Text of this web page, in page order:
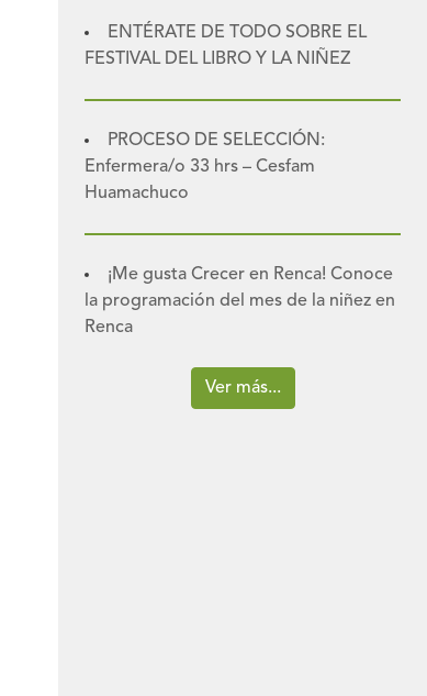
ENTÉRATE DE TODO SOBRE EL
FESTIVAL DEL LIBRO Y LA NIÑEZ
PROCESO DE SELECCIÓN:
Enfermera/o 33 hrs – Cesfam
Huamachuco
¡Me gusta Crecer en Renca! Conoce
la programación del mes de la niñez en
Renca
Ver más...